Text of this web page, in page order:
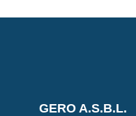
GERO A.S.B.L.